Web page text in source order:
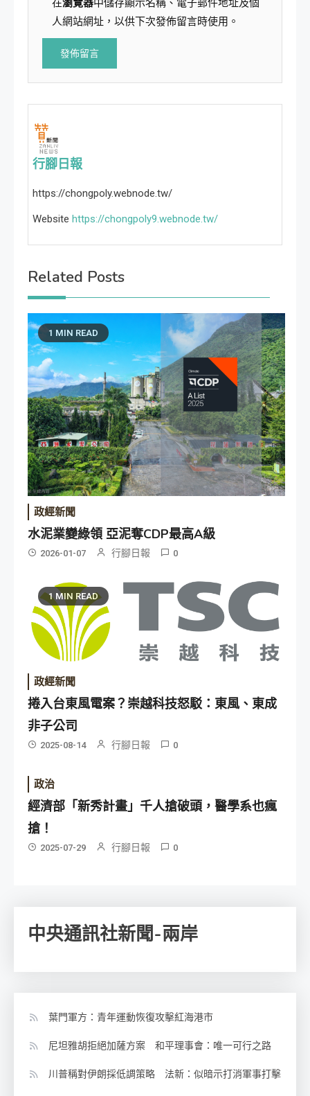
在瀏覽器中儲存顯示名稱、電子郵件地址及個
人網站網址，以供下次發佈留言時使用。
行腳日報
https://chongpoly.webnode.tw/
Website https://chongpoly9.webnode.tw/
Related Posts
1 MIN READ
政經新聞
水泥業變綠領 亞泥奪CDP最高A級
2026-01-07 行腳日報 0
1 MIN READ
政經新聞
捲入台東風電案？崇越科技怒駁：東風、東成
非子公司
2025-08-14 行腳日報 0
政治
經濟部「新秀計畫」千人搶破頭，醫學系也瘋
搶！
2025-07-29 行腳日報 0
中央通訊社新聞-兩岸
葉門軍方：青年運動恢復攻擊紅海港市
尼坦雅胡拒絕加薩方案 和平理事會：唯一可行之路
川普稱對伊朗採低調策略 法新：似暗示打消軍事打擊